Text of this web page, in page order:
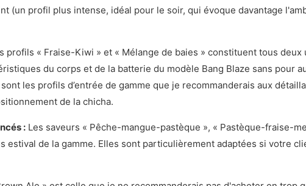
(un profil plus intense, idéal pour le soir, qui évoque davantage
profils « Fraise-Kiwi » et « Mélange de baies » constituent tous
du corps et de la batterie du modèle Bang Blaze sans pour
les profils d’entrée de gamme que je recommanderais aux
de la chicha.
: Les saveurs « Pêche-mangue-pastèque », « Pastèque-fraise-
estival de la gamme. Elles sont particulièrement adaptées si votre